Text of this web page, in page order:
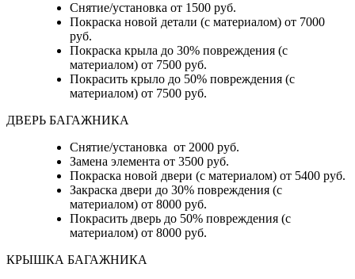
Снятие/установка от 1500 руб.
Покраска новой детали (с материалом) от 7000
руб.
Покраска крыла до 30% повреждения (с
материалом) от 7500 руб.
Покрасить крыло до 50% повреждения (с
материалом) от 7500 руб.
ДВЕРЬ БАГАЖНИКА
Снятие/установка от 2000 руб.
Замена элемента от 3500 руб.
Покраска новой двери (с материалом) от 5400 руб.
Закраска двери до 30% повреждения (с
материалом) от 8000 руб.
Покрасить дверь до 50% повреждения (с
материалом) от 8000 руб.
КРЫШКА БАГАЖНИКА